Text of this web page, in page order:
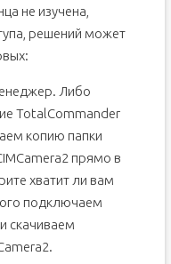
не изучена,
решений может
Либо
TotalCommander
копию папки
прямо в
хватит ли вам
подключаем
скачиваем